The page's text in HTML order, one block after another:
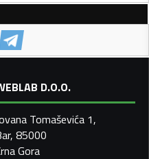
D.O.O.
Tomaševića 1,
85000
Gora